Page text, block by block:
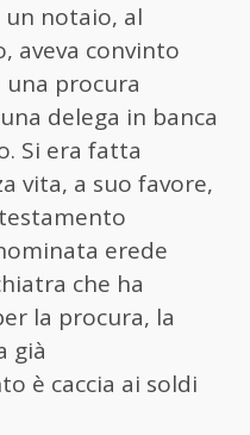
un notaio, al
aveva convinto
una procura
delega in banca
Si era fatta
vita, a suo favore,
erede
che ha
la procura, la
già
è caccia ai soldi